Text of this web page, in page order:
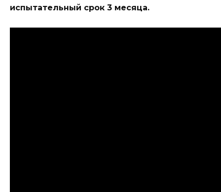
испытательный срок 3 месяца.